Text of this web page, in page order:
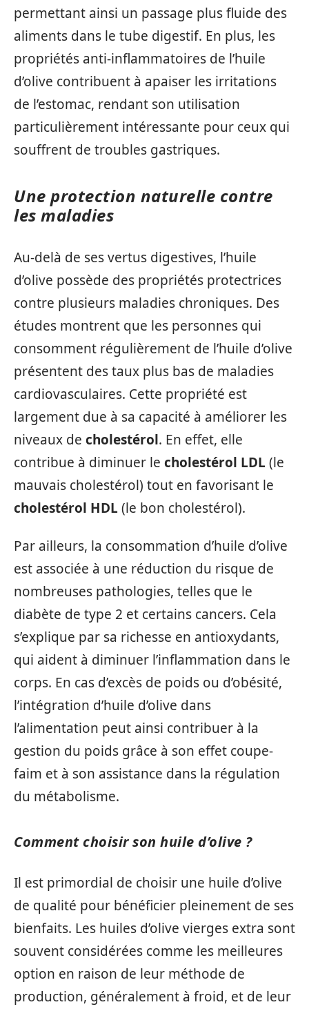
permettant ainsi un passage plus fluide des
aliments dans le tube digestif. En plus, les
propriétés anti-inflammatoires de l’huile
d’olive contribuent à apaiser les irritations
de l’estomac, rendant son utilisation
particulièrement intéressante pour ceux qui
souffrent de troubles gastriques.
Une protection naturelle contre
les maladies
Au-delà de ses vertus digestives, l’huile
d’olive possède des propriétés protectrices
contre plusieurs maladies chroniques. Des
études montrent que les personnes qui
consomment régulièrement de l’huile d’olive
présentent des taux plus bas de maladies
cardiovasculaires. Cette propriété est
largement due à sa capacité à améliorer les
niveaux de cholestérol. En effet, elle
contribue à diminuer le cholestérol LDL (le
mauvais cholestérol) tout en favorisant le
cholestérol HDL (le bon cholestérol).
Par ailleurs, la consommation d’huile d’olive
est associée à une réduction du risque de
nombreuses pathologies, telles que le
diabète de type 2 et certains cancers. Cela
s’explique par sa richesse en antioxydants,
qui aident à diminuer l’inflammation dans le
corps. En cas d’excès de poids ou d’obésité,
l’intégration d’huile d’olive dans
l’alimentation peut ainsi contribuer à la
gestion du poids grâce à son effet coupe-
faim et à son assistance dans la régulation
du métabolisme.
Comment choisir son huile d’olive ?
Il est primordial de choisir une huile d’olive
de qualité pour bénéficier pleinement de ses
bienfaits. Les huiles d’olive vierges extra sont
souvent considérées comme les meilleures
option en raison de leur méthode de
production, généralement à froid, et de leur